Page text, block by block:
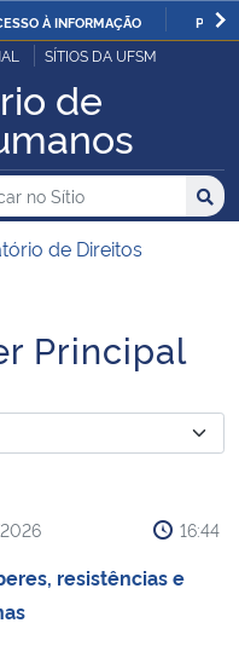
À INFORMAÇÃO
SÍTIOS DA UFSM
de
no no Sítio
de Direitos
Principal
16:44
resistências e